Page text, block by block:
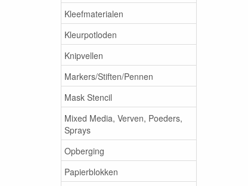
Kleefmaterialen
Kleurpotloden
Knipvellen
Markers/Stiften/Pennen
Mask Stencil
Mixed Media, Verven, Poeders,
Sprays
Opberging
Papierblokken